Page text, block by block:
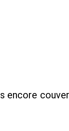
encore